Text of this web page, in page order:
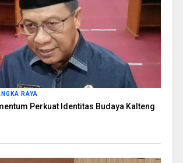
RAYA
Perkuat Identitas Budaya Kalteng